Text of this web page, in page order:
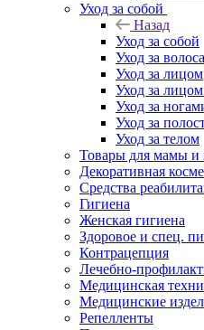
Уход за собой
Назад
Уход за собой
Уход за
Уход за лицом
Уход за
Уход за
Уход за
Уход за телом
Товары для мамы
Декоративная
Средства
Гигиена
Женская гигиена
Здоровое и спец.
Контрацепция
Лечебно-
Медицинская
Медицинские
Репелленты